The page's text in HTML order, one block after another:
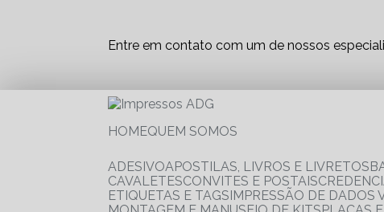
Entre em contato com um de nossos
HOME
QUEM SOMOS
ADESIVO
APOSTILAS, LIVROS E LIVRETOS
CAVALETES
CONVITES E POSTAIS
ETIQUETAS E TAGS IMPRESSÃO DE DADOS